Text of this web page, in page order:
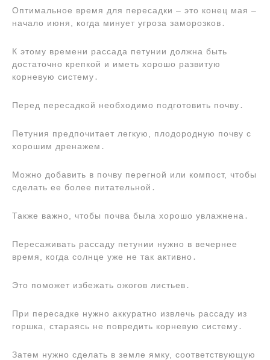
Оптимальное время для пересадки ‒ это конец мая ‒
начало июня, когда минует угроза заморозков․
К этому времени рассада петунии должна быть
достаточно крепкой и иметь хорошо развитую
корневую систему․
Перед пересадкой необходимо подготовить почву․
Петуния предпочитает легкую, плодородную почву с
хорошим дренажем․
Можно добавить в почву перегной или компост, чтобы
сделать ее более питательной․
Также важно, чтобы почва была хорошо увлажнена․
Пересаживать рассаду петунии нужно в вечернее
время, когда солнце уже не так активно․
Это поможет избежать ожогов листьев․
При пересадке нужно аккуратно извлечь рассаду из
горшка, стараясь не повредить корневую систему․
Затем нужно сделать в земле ямку, соответствующую